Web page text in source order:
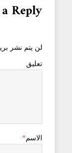
Reply
لن يتم نشر
تعليق
الاسم*